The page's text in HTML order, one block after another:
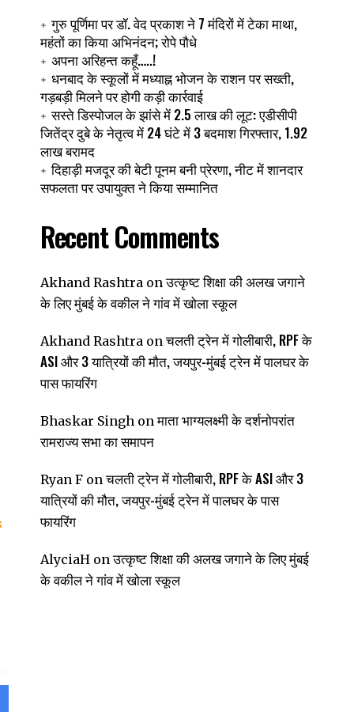
गुरु पूर्णिमा पर डॉ. वेद प्रकाश ने 7 मंदिरों में टेका माथा,
महंतों का किया अभिनंदन; रोपे पौधे
अपना अरिहन्त कहूँ…..!
धनबाद के स्कूलों में मध्याह्न भोजन के राशन पर सख्ती,
गड़बड़ी मिलने पर होगी कड़ी कार्रवाई
सस्ते डिस्पोजल के झांसे में 2.5 लाख की लूट: एडीसीपी
जितेंद्र दुबे के नेतृत्व में 24 घंटे में 3 बदमाश गिरफ्तार, 1.92
लाख बरामद
दिहाड़ी मजदूर की बेटी पूनम बनी प्रेरणा, नीट में शानदार
सफलता पर उपायुक्त ने किया सम्मानित
Recent Comments
Akhand Rashtraonउत्कृष्ट शिक्षा की अलख जगाने
के लिए मुंबई के वकील ने गांव में खोला स्कूल
Akhand Rashtraonचलती ट्रेन में गोलीबारी, RPF के
ASI और 3 यात्रियों की मौत, जयपुर-मुंबई ट्रेन में पालघर के
पास फायरिंग
Bhaskar Singhonमाता भाग्यलक्ष्मी के दर्शनोपरांत
रामराज्य सभा का समापन
Ryan Fonचलती ट्रेन में गोलीबारी, RPF के ASI और 3
यात्रियों की मौत, जयपुर-मुंबई ट्रेन में पालघर के पास
फायरिंग
AlyciaHonउत्कृष्ट शिक्षा की अलख जगाने के लिए मुंबई
के वकील ने गांव में खोला स्कूल